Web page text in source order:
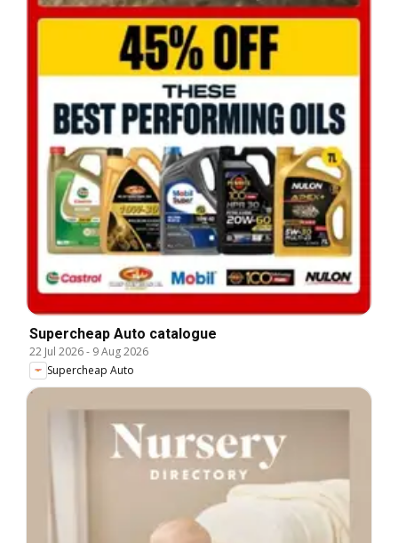
Supercheap Auto catalogue
22 Jul 2026- 9 Aug 2026
Supercheap Auto